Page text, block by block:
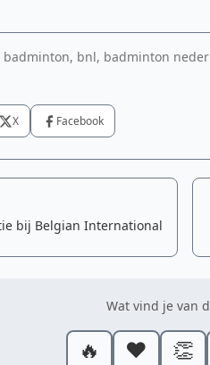
badminton, bnl, badminton
X Facebook
bij Belgian International
Wat vind je van
🔥 ❤️ 👏